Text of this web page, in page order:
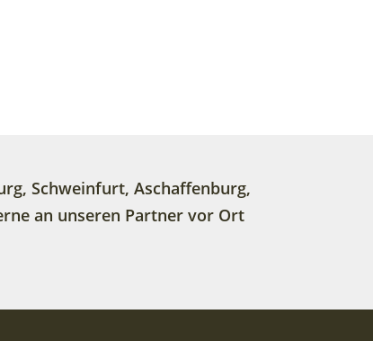
Schweinfurt, Aschaffenburg,
an unseren Partner vor Ort